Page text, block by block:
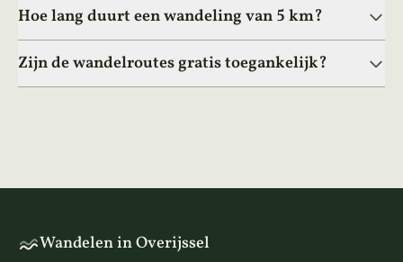
Hoe lang duurt een wandeling van 5 km?
Zijn de wandelroutes gratis toegankelijk?
Wandelen in Overijssel